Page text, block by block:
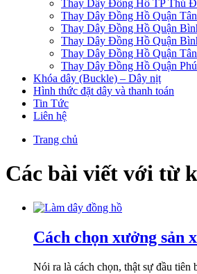
Thay Dây Đồng Hồ TP Thủ
Thay Dây Đồng Hồ Quận
Thay Dây Đồng Hồ Quận
Thay Dây Đồng Hồ Quận
Thay Dây Đồng Hồ Quận
Thay Dây Đồng Hồ Quận
Khóa dây (Buckle) – Dây nịt
Hình thức đặt dây và thanh toán
Tin Tức
Liên hệ
Trang chủ
Các bài viết với từ
Cách chọn xưởng sản
Nói ra là cách chọn, thật sự đầu